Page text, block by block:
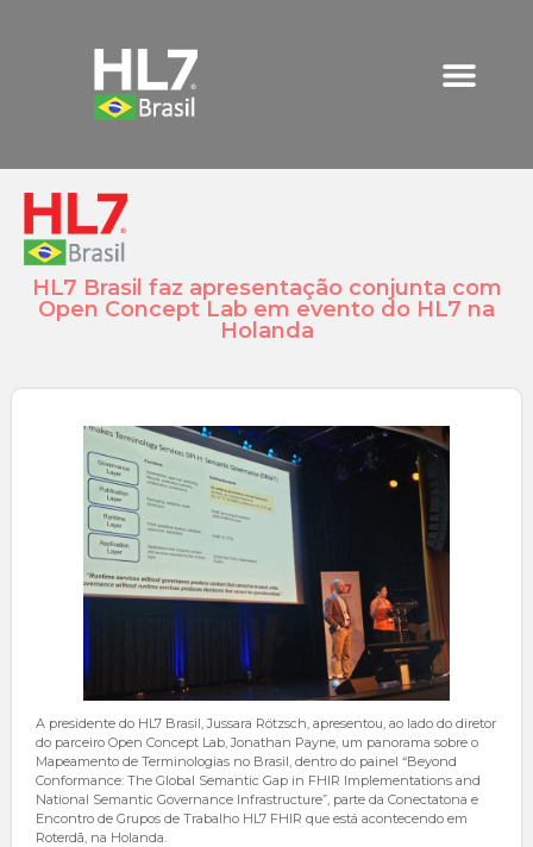
HL7 Brasil faz apresentação conjunta com
Open Concept Lab em evento do HL7 na
Holanda
A presidente do HL7 Brasil, Jussara Rötzsch, apresentou, ao lado do diretor
do parceiro Open Concept Lab, Jonathan Payne, um panorama sobre o
Mapeamento de Terminologias no Brasil, dentro do painel “Beyond
Conformance: The Global Semantic Gap in FHIR Implementations and
National Semantic Governance Infrastructure”, parte da Conectatona e
Encontro de Grupos de Trabalho HL7 FHIR que está acontecendo em
Roterdã, na Holanda.